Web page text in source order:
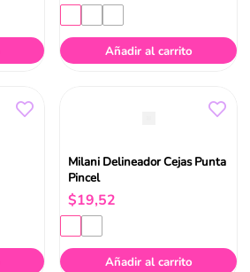
Añadir al carrito
Milani Delineador Cejas Punta
Pincel
$19,52
Añadir al carrito